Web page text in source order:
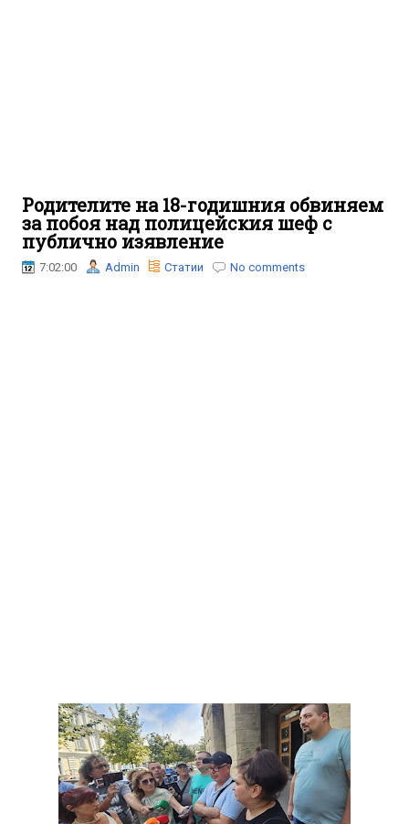
Родителите на 18-годишния обвиняем
за побоя над полицейския шеф с
публично изявление
7:02:00 Admin Статии No comments